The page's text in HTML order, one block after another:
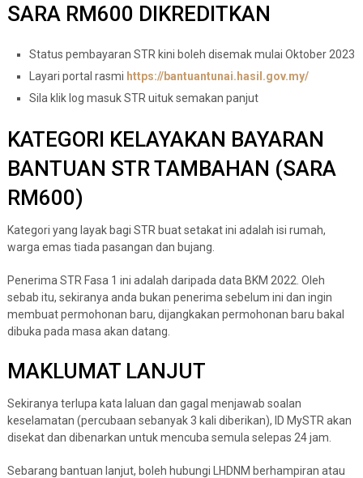
SARA RM600 DIKREDITKAN
Status pembayaran STR kini boleh disemak mulai Oktober 2023
Layari portal rasmi https://bantuantunai.hasil.gov.my/
Sila klik log masuk STR uituk semakan panjut
KATEGORI KELAYAKAN BAYARAN
BANTUAN STR TAMBAHAN (SARA
RM600)
Kategori yang layak bagi STR buat setakat ini adalah isi rumah,
warga emas tiada pasangan dan bujang.
Penerima STR Fasa 1 ini adalah daripada data BKM 2022. Oleh
sebab itu, sekiranya anda bukan penerima sebelum ini dan ingin
membuat permohonan baru, dijangkakan permohonan baru bakal
dibuka pada masa akan datang.
MAKLUMAT LANJUT
Sekiranya terlupa kata laluan dan gagal menjawab soalan
keselamatan (percubaan sebanyak 3 kali diberikan), ID MySTR akan
disekat dan dibenarkan untuk mencuba semula selepas 24 jam.
Sebarang bantuan lanjut, boleh hubungi LHDNM berhampiran atau